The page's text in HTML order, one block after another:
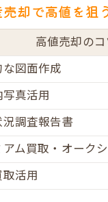
却で高値を狙
高値売却の
図面作成
写真活用
調査報告書
ム買取・オーク
活用